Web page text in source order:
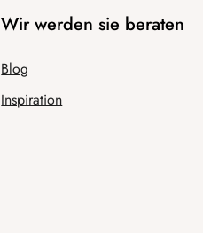
Wir werden sie beraten
Blog
Inspiration